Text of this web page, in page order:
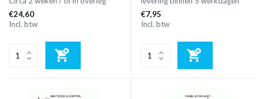
€24,60
Incl. btw
€7,95
Incl. btw